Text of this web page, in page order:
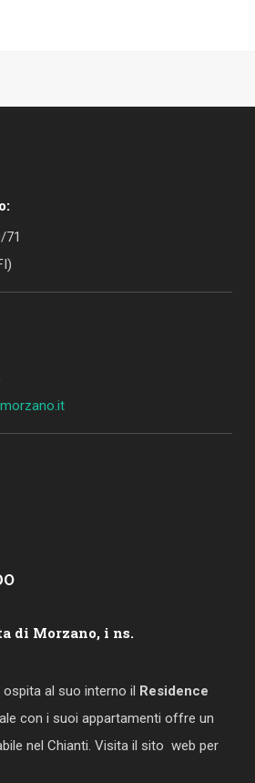
71
di Morzano, i ns.
al suo interno il Residence
con i suoi appartamenti offre un
nel Chianti. Visita il sito web per